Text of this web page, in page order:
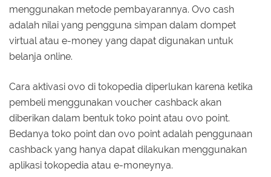
menggunakan metode pembayarannya. Ovo cash
adalah nilai yang pengguna simpan dalam dompet
virtual atau e-money yang dapat digunakan untuk
belanja online.
Cara aktivasi ovo di tokopedia diperlukan karena ketika
pembeli menggunakan voucher cashback akan
diberikan dalam bentuk toko point atau ovo point.
Bedanya toko point dan ovo point adalah penggunaan
cashback yang hanya dapat dilakukan menggunakan
aplikasi tokopedia atau e-moneynya.